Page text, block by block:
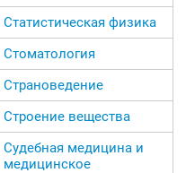
Статистическая физика
Стоматология
Страноведение
Строение вещества
Судебная медицина и
медицинское